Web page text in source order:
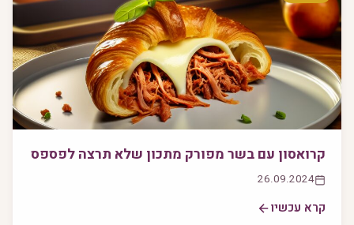
קרואסון עם בשר מפורק מתכון שלא תרצה לפספס
26.09.2024
קרא עכשיו